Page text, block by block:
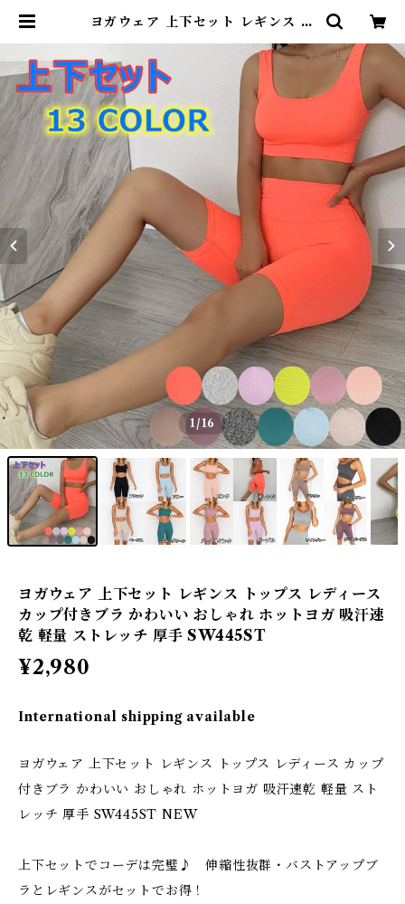
ヨガウェア 上下セット レギンス ト
速乾 軽量 ストレッチ 厚手 SW445
ST | DearKM ❤︎フレンチブルドッ
1/16
ヨガウェア 上下セット レギンス トップス レディース
カップ付きブラ かわいい おしゃれ ホットヨガ 吸汗速
乾 軽量 ストレッチ 厚手 SW445ST
¥2,980
International shipping available
ヨガウェア 上下セット レギンス トップス レディース カップ
付きブラ かわいい おしゃれ ホットヨガ 吸汗速乾 軽量 スト
レッチ 厚手 SW445ST NEW
上下セットでコーデは完璧♪ 伸縮性抜群・バストアップブ
ラとレギンスがセットでお得！